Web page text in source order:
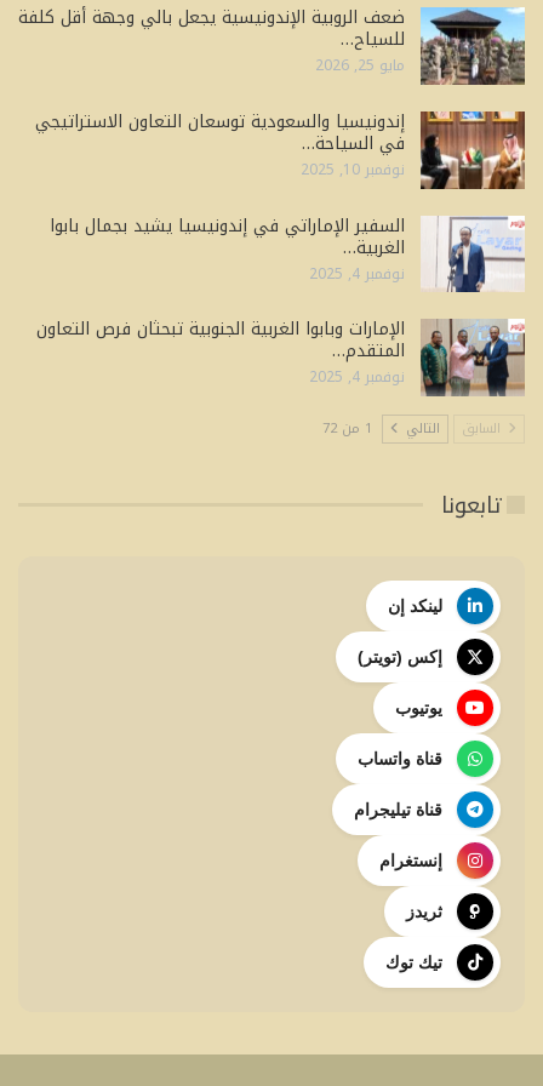
ضعف الروبية الإندونيسية يجعل بالي وجهة أقل كلفة
للسياح…
مايو 25, 2026
إندونيسيا والسعودية توسعان التعاون الاستراتيجي
في السياحة…
نوفمبر 10, 2025
السفير الإماراتي في إندونيسيا يشيد بجمال بابوا
الغربية…
نوفمبر 4, 2025
الإمارات وبابوا الغربية الجنوبية تبحثان فرص التعاون
المتقدم…
نوفمبر 4, 2025
السابق التالي 1 من 72
تابعونا
لينكد إن
إكس (تويتر)
يوتيوب
قناة واتساب
قناة تيليجرام
إنستغرام
ثريدز
تيك توك